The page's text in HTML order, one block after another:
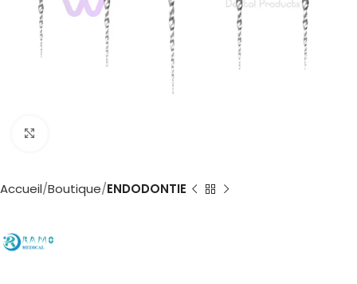
Accueil Boutique ENDODONTIE